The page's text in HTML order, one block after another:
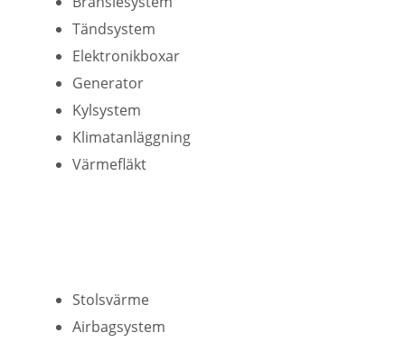
Tändsystem
Elektronikboxar
Generator
Kylsystem
Klimatanläggning
Värmefläkt
Stolsvärme
Airbagsystem